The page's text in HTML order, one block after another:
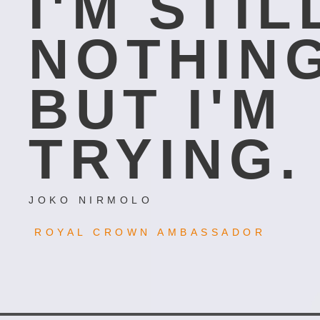
BUT I'M
TRYING.
JOKO NIRMOLO
ROYAL CROWN AMBASSADOR